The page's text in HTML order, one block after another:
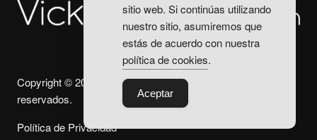
Copyright © 2025. Vicky Fuentes Todos los derechos
reservados.
Política de Privacidad
sitio web. Si continúas utilizando
nuestro sitio, asumiremos que
estás de acuerdo con nuestra
política de cookies.
Aceptar